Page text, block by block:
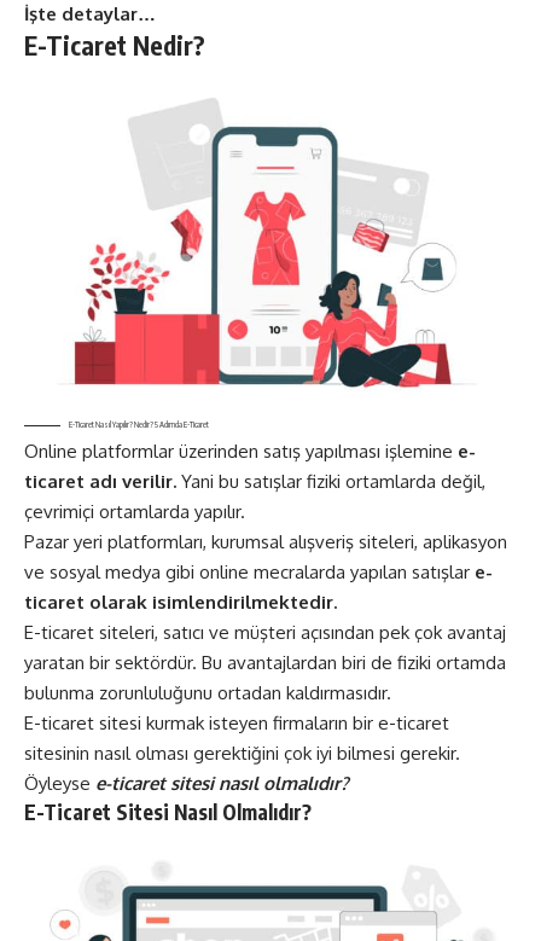
İşte detaylar…
E-Ticaret Nedir?
E-Ticaret Nasıl Yapılır? Nedir? 5 Adımda E-Ticaret
Online platformlar üzerinden satış yapılması işlemine e-
ticaret adı verilir. Yani bu satışlar fiziki ortamlarda değil,
çevrimiçi ortamlarda yapılır.
Pazar yeri platformları, kurumsal alışveriş siteleri, aplikasyon
ve sosyal medya gibi online mecralarda yapılan satışlar e-
ticaret olarak isimlendirilmektedir.
E-ticaret siteleri, satıcı ve müşteri açısından pek çok avantaj
yaratan bir sektördür. Bu avantajlardan biri de fiziki ortamda
bulunma zorunluluğunu ortadan kaldırmasıdır.
E-ticaret sitesi kurmak isteyen firmaların bir e-ticaret
sitesinin nasıl olması gerektiğini çok iyi bilmesi gerekir.
Öyleyse e-ticaret sitesi nasıl olmalıdır?
E-Ticaret Sitesi Nasıl Olmalıdır?